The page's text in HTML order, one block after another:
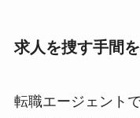
求人を捜す手間
転職エージェント